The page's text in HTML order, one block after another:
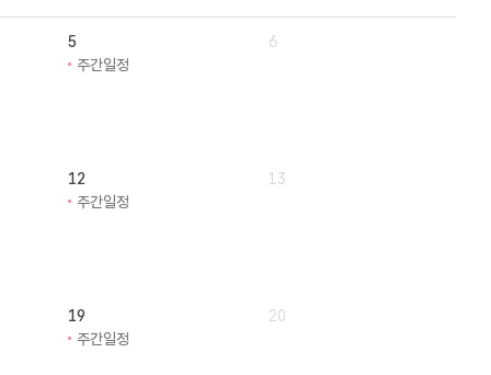
5
주간일정
6
12
주간일정
13
19
주간일정
20